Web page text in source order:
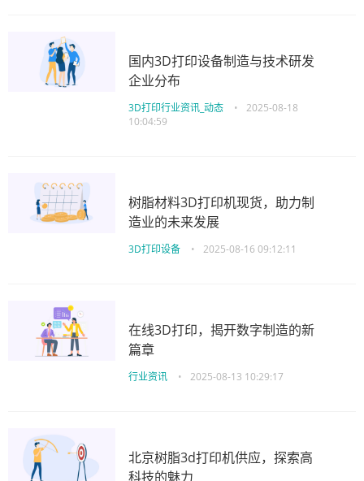
国内3D打印设备制造与技术研发
企业分布
3D打印行业资讯_动态 •
2025-08-18
10:04:59
树脂材料3D打印机现货，助力制
造业的未来发展
3D打印设备 • 2025-08-16 09:12:11
在线3D打印，揭开数字制造的新
篇章
行业资讯 • 2025-08-13 10:29:17
北京树脂3d打印机供应，探索高
科技的魅力